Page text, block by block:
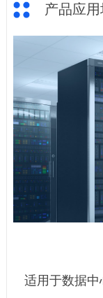
产品应
适用于数据中